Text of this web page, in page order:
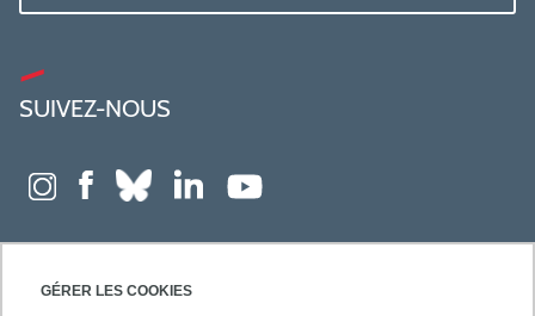
GÉRER LES COOKIES
SUIVEZ-NOUS